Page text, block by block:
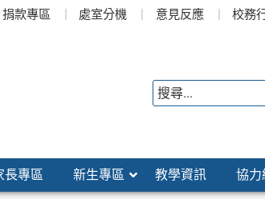
捐款專區 處室分機 意見反應 校務
長專區 新生專區 教學資訊 協力